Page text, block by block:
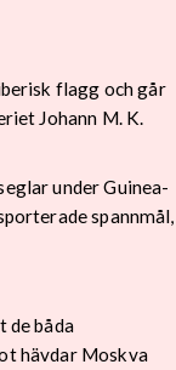
flagg och går
Johann M. K.
under Guinea-
spannmål,
de båda
hävdar Moskva